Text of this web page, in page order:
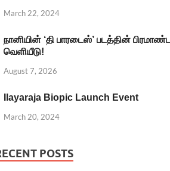
March 22, 2024
நானியின் ‘தி பாரடைஸ்’ படத்தின்
வெளியீடு!
August 7, 2026
Ilayaraja Biopic Launch Event
March 20, 2024
POSTS